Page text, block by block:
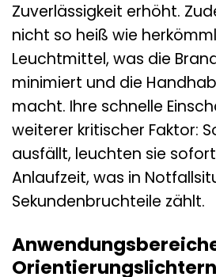
Zuverlässigkeit erhöht.
nicht so heiß wie
Leuchtmittel, was die
minimiert und die
macht. Ihre schnelle
weiterer kritischer Faktor:
ausfällt, leuchten sie
Anlaufzeit, was in
Sekundenbruchteile zählt.
Orientierungslichtern